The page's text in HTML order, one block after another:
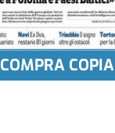
COMPRA COPIA